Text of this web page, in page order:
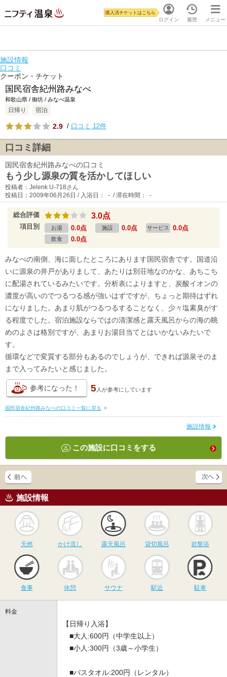
ログイン
購入済チケットはこちら
履歴 メニュー
施設情報
口コミ
クーポン・チケット
国民宿舎紀州路みなべ
和歌山県 / 御坊 / みなべ温泉
日帰り 宿泊
2.9 / 口コミ 12件
口コミ詳細
国民宿舎紀州路みなべの口コミ
もう少し源泉の質を活かしてほしい
投稿者：Jelenk U-718さん
投稿日：2009年06月26日 / 入浴日： - / 滞在時間： -
総合評価 3.0点
項目別 お湯 0.0点 施設 0.0点 サービス 0.0点
飲食 0.0点
みなべの南側、海に面したところにあります国民宿舎です。国道沿
いに源泉の井戸がありまして、あたりは別荘地なのかな、あちこち
に配湯されているみたいです。分析表によりますと、炭酸イオンの
濃度が高いのでつるつる感が強いはずですが、ちょっと期待はずれ
になりました。あまり肌がつるつるすることなく、少々塩素臭がす
る程度でした。宿泊施設ならではの清潔感と露天風呂からの海の眺
めのよさは格別ですが、あまりお湯目当てとはいかないみたいで
す。
循環などで変質する部分もあるのでしょうが、できれば源泉そのま
まで入ってみたいと感じました。
参考になった！ 5 人が参考にしています
国民宿舎紀州路みなべの口コミ一覧に戻る >
施設情報
この施設に口コミをする
施設情報
天然
かけ流し
かけ流し
露天風呂
露天風呂
貸切風呂
貸切風呂 岩盤浴
食事 休憩
サウナ
サウナ 駅近 駐車
料金
【日帰り入浴】
■大人:600円（中学生以上）
■小人:300円（3歳～小学生）
■バスタオル:200円（レンタル）